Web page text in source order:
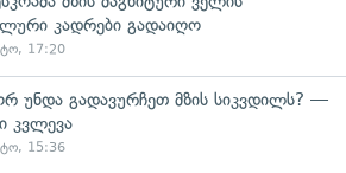
კადრები გადაიღო
17:20
უნდა გადავურჩეთ მზის სიკვდილს? —
კვლევა
15:36